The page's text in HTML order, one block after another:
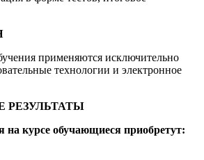
применяются исключительно
технологии и электронное
РЕЗУЛЬТАТЫ
на курсе обучающиеся приобретут: